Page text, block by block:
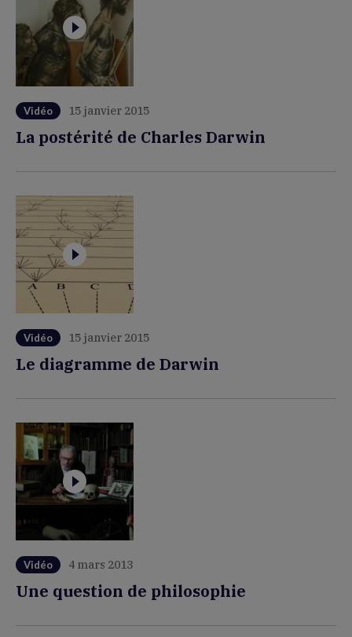
Vidéo 15 janvier 2015
La postérité de Charles Darwin
Vidéo 15 janvier 2015
Le diagramme de Darwin
Vidéo 4 mars 2013
Une question de philosophie